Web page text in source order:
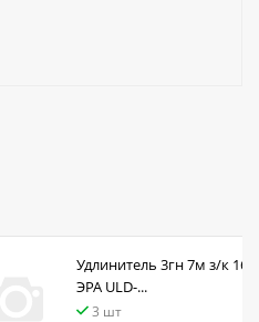
Удлинитель 3гн 7м з/к 16А
ЭРА ULD-...
3 шт